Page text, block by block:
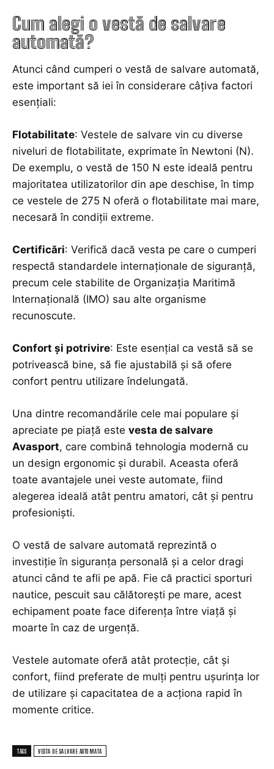
Cum alegi o vestă de salvare
automată?
Atunci când cumperi o vestă de salvare automată,
este important să iei în considerare câțiva factori
esențiali:
Flotabilitate: Vestele de salvare vin cu diverse
niveluri de flotabilitate, exprimate în Newtoni (N).
De exemplu, o vestă de 150 N este ideală pentru
majoritatea utilizatorilor din ape deschise, în timp
ce vestele de 275 N oferă o flotabilitate mai mare,
necesară în condiții extreme.
Certificări: Verifică dacă vesta pe care o cumperi
respectă standardele internaționale de siguranță,
precum cele stabilite de Organizația Maritimă
Internațională (IMO) sau alte organisme
recunoscute.
Confort și potrivire: Este esențial ca vestă să se
potrivească bine, să fie ajustabilă și să ofere
confort pentru utilizare îndelungată.
Una dintre recomandările cele mai populare și
apreciate pe piață este vesta de salvare
Avasport, care combină tehnologia modernă cu
un design ergonomic și durabil. Aceasta oferă
toate avantajele unei veste automate, fiind
alegerea ideală atât pentru amatori, cât și pentru
profesioniști.
O vestă de salvare automată reprezintă o
investiție în siguranța personală și a celor dragi
atunci când te afli pe apă. Fie că practici sporturi
nautice, pescuit sau călătorești pe mare, acest
echipament poate face diferența între viață și
moarte în caz de urgență.
Vestele automate oferă atât protecție, cât și
confort, fiind preferate de mulți pentru ușurința lor
de utilizare și capacitatea de a acționa rapid în
momente critice.
TAGS VESTA DE SALVARE AUTOMATA